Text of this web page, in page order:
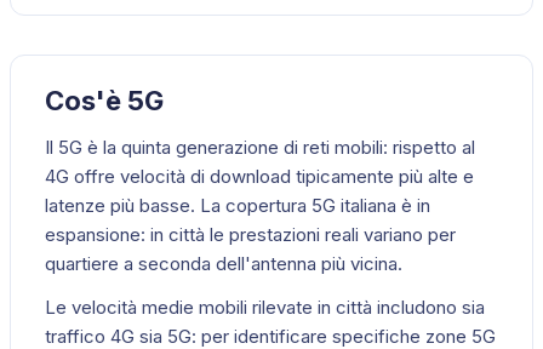
Cos'è 5G
Il 5G è la quinta generazione di reti mobili: rispetto al
4G offre velocità di download tipicamente più alte e
latenze più basse. La copertura 5G italiana è in
espansione: in città le prestazioni reali variano per
quartiere a seconda dell'antenna più vicina.
Le velocità medie mobili rilevate in città includono sia
traffico 4G sia 5G: per identificare specifiche zone 5G